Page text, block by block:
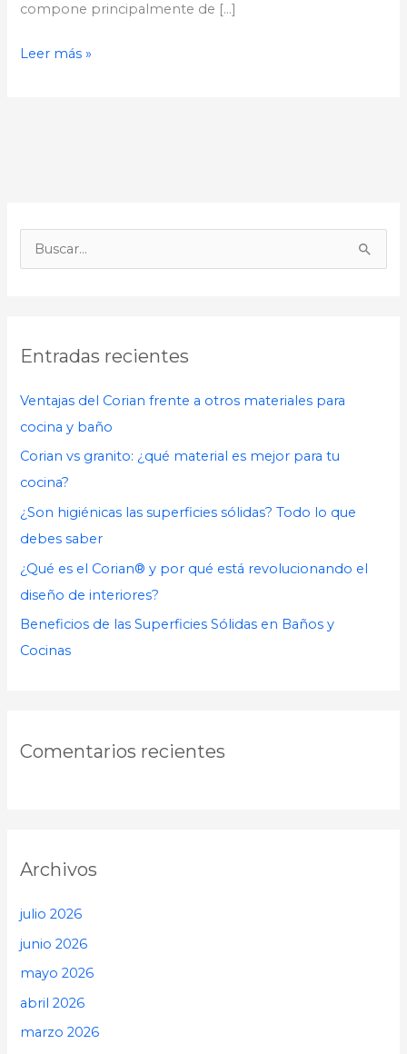
compone principalmente de […]
Leer más »
a
r
:
Entradas recientes
Ventajas del Corian frente a otros materiales para
cocina y baño
Corian vs granito: ¿qué material es mejor para tu
cocina?
¿Son higiénicas las superficies sólidas? Todo lo que
debes saber
¿Qué es el Corian® y por qué está revolucionando el
diseño de interiores?
Beneficios de las Superficies Sólidas en Baños y
Cocinas
Comentarios recientes
Archivos
julio 2026
junio 2026
mayo 2026
abril 2026
marzo 2026